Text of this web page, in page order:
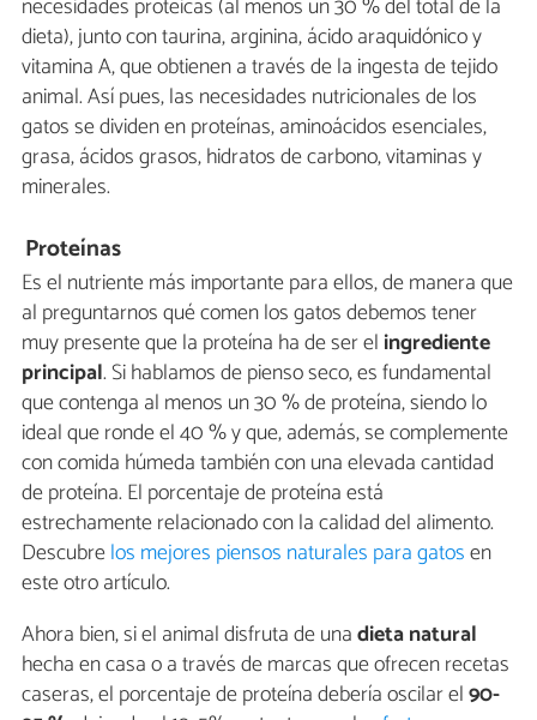
dieta), junto con taurina, arginina, ácido araquidónico y
vitamina A, que obtienen a través de la ingesta de tejido
animal. Así pues, las necesidades nutricionales de los
gatos se dividen en proteínas, aminoácidos esenciales,
grasa, ácidos grasos, hidratos de carbono, vitaminas y
minerales.
Proteínas
Es el nutriente más importante para ellos, de manera que
al preguntarnos qué comen los gatos debemos tener
muy presente que la proteína ha de ser el ingrediente
principal. Si hablamos de pienso seco, es fundamental
que contenga al menos un 30 % de proteína, siendo lo
ideal que ronde el 40 % y que, además, se complemente
con comida húmeda también con una elevada cantidad
de proteína. El porcentaje de proteína está
estrechamente relacionado con la calidad del alimento.
Descubrelos mejores piensos naturales para gatosen
este otro artículo.
Ahora bien, si el animal disfruta de unadieta natural
hecha en casa o a través de marcas que ofrecen recetas
caseras, el porcentaje de proteína debería oscilar el90-